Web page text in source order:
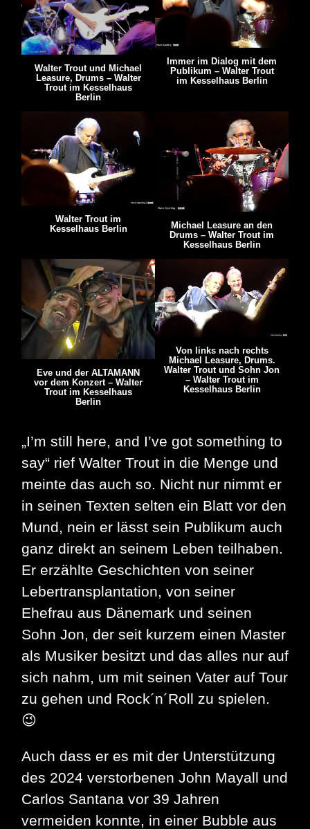
Walter Trout und Michael
Leasure, Drums – Walter
Trout im Kesselhaus
Berlin
Immer im Dialog mit dem
Publikum – Walter Trout
im Kesselhaus Berlin
Walter Trout im
Kesselhaus Berlin
Michael Leasure an den
Drums – Walter Trout im
Kesselhaus Berlin
Eve und der ALTAMANN
vor dem Konzert – Walter
Trout im Kesselhaus
Berlin
Von links nach rechts
Michael Leasure, Drums.
Walter Trout und Sohn Jon
– Walter Trout im
Kesselhaus Berlin
„I’m still here, and I’ve got something to
say“ rief Walter Trout in die Menge und
meinte das auch so. Nicht nur nimmt er
in seinen Texten selten ein Blatt vor den
Mund, nein er lässt sein Publikum auch
ganz direkt an seinem Leben teilhaben.
Er erzählte Geschichten von seiner
Lebertransplantation, von seiner
Ehefrau aus Dänemark und seinen
Sohn Jon, der seit kurzem einen Master
als Musiker besitzt und das alles nur auf
sich nahm, um mit seinen Vater auf Tour
zu gehen und Rock´n´Roll zu spielen.
😉
Auch dass er es mit der Unterstützung
des 2024 verstorbenen John Mayall und
Carlos Santana vor 39 Jahren
vermeiden konnte, in einer Bubble aus